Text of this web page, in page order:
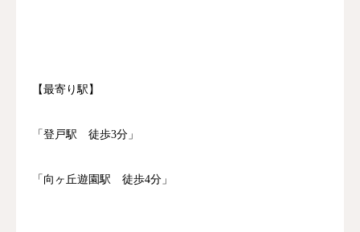
【最寄り駅】
「登戸駅 徒歩3分」
「向ヶ丘遊園駅 徒歩4分」